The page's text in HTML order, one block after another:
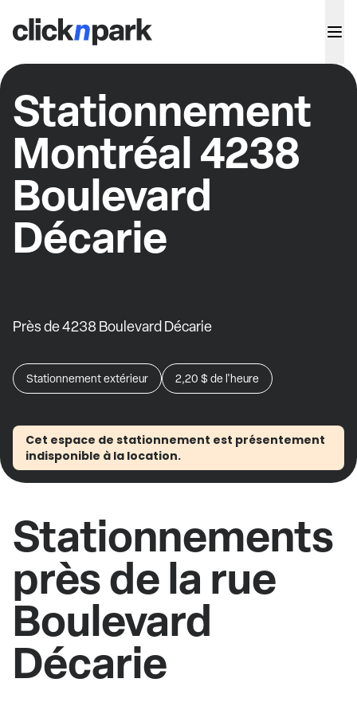
Stationnement
Montréal 4238
Boulevard
Décarie
Près de 4238 Boulevard Décarie
Stationnement extérieur 2,20 $ de l'heure
Cet espace de stationnement est présentement
indisponible à la location.
Stationnements
près de la rue
Boulevard
Décarie